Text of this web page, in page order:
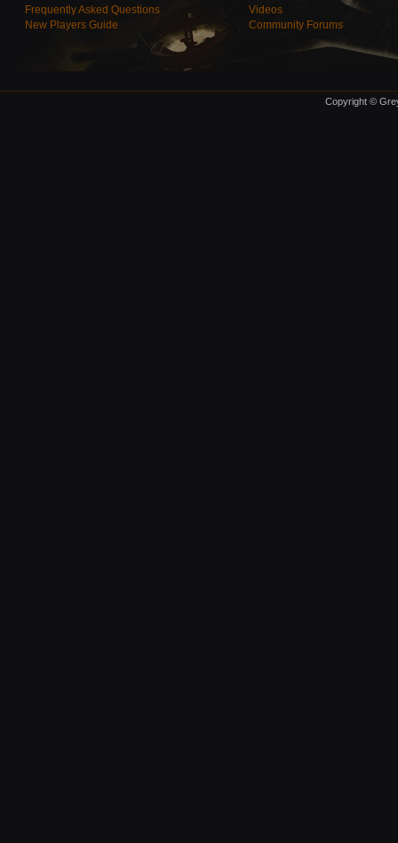
Frequently Asked Questions
New Players Guide
Videos
Community Forums
Copyright ©